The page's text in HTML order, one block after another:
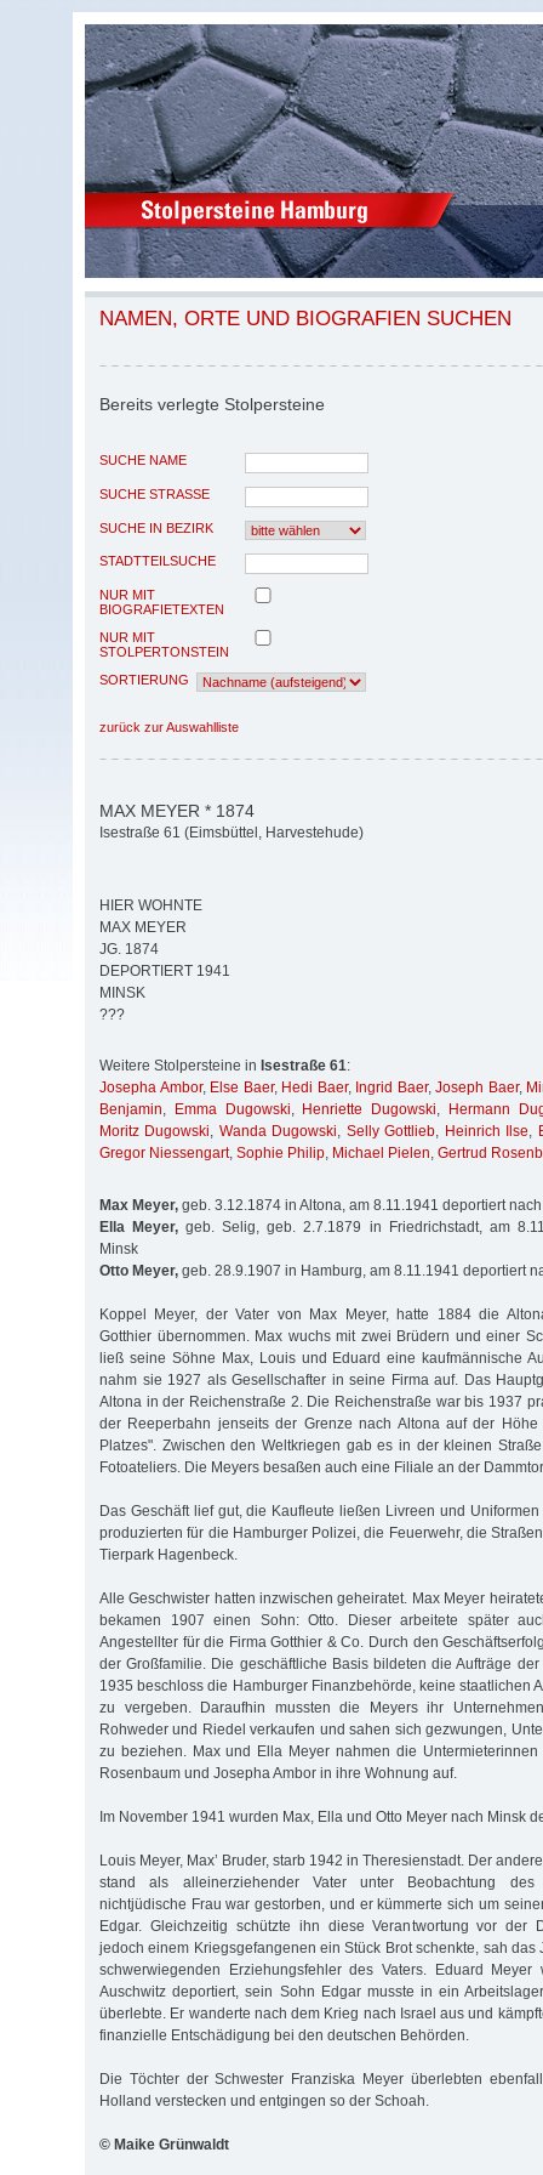
NAMEN, ORTE UND BIOGRAFIEN SUCHEN
Bereits verlegte Stolpersteine
SUCHE NAME
SUCHE STRASSE
SUCHE IN BEZIRK
STADTTEILSUCHE
NUR MIT
BIOGRAFIETEXTEN
NUR MIT
STOLPERTONSTEIN
SORTIERUNG
zurück zur Auswahlliste
MAX MEYER * 1874
Isestraße 61 (Eimsbüttel, Harvestehude)
HIER WOHNTE
MAX MEYER
JG. 1874
DEPORTIERT 1941
MINSK
???
Weitere Stolpersteine in Isestraße 61:
Josepha Ambor, Else Baer, Hedi Baer, Ingrid Baer, Joseph Baer,
Benjamin, Emma Dugowski, Henriette Dugowski,
Hermann
Moritz Dugowski, Wanda Dugowski, Selly Gottlieb, Heinrich Ilse,
Gregor Niessengart, Sophie Philip, Michael Pielen, Gertrud
Max Meyer, geb. 3.12.1874 in Altona, am 8.11.1941 deportiert
Ella Meyer, geb. Selig, geb. 2.7.1879 in Friedrichstadt, am
Minsk
Otto Meyer, geb. 28.9.1907 in Hamburg, am 8.11.1941 deportiert
Koppel Meyer, der Vater von Max Meyer, hatte 1884 die
Gotthier übernommen. Max wuchs mit zwei Brüdern und einer
ließ seine Söhne Max, Louis und Eduard eine kaufmännische
nahm sie 1927 als Gesellschafter in seine Firma auf. Das
Altona in der Reichenstraße 2. Die Reichenstraße war bis 1937
der Reeperbahn jenseits der Grenze nach Altona auf der
Platzes". Zwischen den Weltkriegen gab es in der kleinen
Fotoateliers. Die Meyers besaßen auch eine Filiale an der
Das Geschäft lief gut, die Kaufleute ließen Livreen und
produzierten für die Hamburger Polizei, die Feuerwehr, die
Tierpark Hagenbeck.
Alle Geschwister hatten inzwischen geheiratet. Max Meyer
bekamen 1907 einen Sohn: Otto. Dieser arbeitete später
Angestellter für die Firma Gotthier & Co. Durch den
der Großfamilie. Die geschäftliche Basis bildeten die Aufträge
1935 beschloss die Hamburger Finanzbehörde, keine staatlichen
zu vergeben. Daraufhin mussten die Meyers ihr
Rohweder und Riedel verkaufen und sahen sich gezwungen,
zu beziehen. Max und Ella Meyer nahmen die
Rosenbaum und Josepha Ambor in ihre Wohnung auf.
Im November 1941 wurden Max, Ella und Otto Meyer nach Minsk
Louis Meyer, Max’ Bruder, starb 1942 in Theresienstadt. Der
stand als alleinerziehender Vater unter Beobachtung des
nichtjüdische Frau war gestorben, und er kümmerte sich um
Edgar. Gleichzeitig schützte ihn diese Verantwortung vor der
jedoch einem Kriegsgefangenen ein Stück Brot schenkte, sah das
schwerwiegenden Erziehungsfehler des Vaters. Eduard Meyer
Auschwitz deportiert, sein Sohn Edgar musste in ein
überlebte. Er wanderte nach dem Krieg nach Israel aus und
finanzielle Entschädigung bei den deutschen Behörden.
Die Töchter der Schwester Franziska Meyer überlebten
Holland verstecken und entgingen so der Schoah.
© Maike Grünwaldt